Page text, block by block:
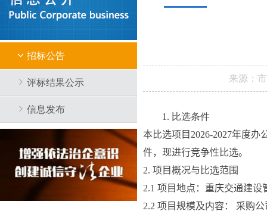
招标公告
评标结果公示
信息发布
来源：
1. 比选条件
本比选项目 2026-2027年度办
件，现进行竞争性比选。
2. 项目概况与比选范围
2.1 项目地点： 重庆交通建设
2.2 项目规模及内容：
采购